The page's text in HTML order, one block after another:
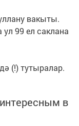
вакыты.
99 ел саклана
(!) тутыралар.
в